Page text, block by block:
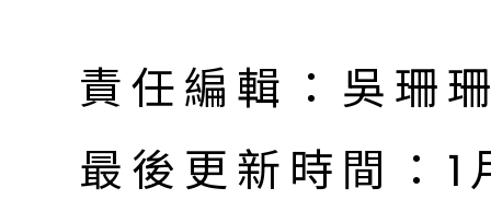
責任編輯：吳珊
最後更新時間